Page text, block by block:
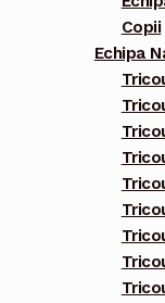
Copii
Echipa